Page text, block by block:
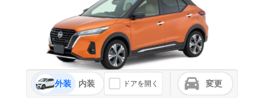
外装 内装 ドアを開く 変更